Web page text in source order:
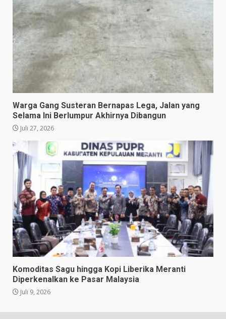
Warga Gang Susteran Bernapas Lega, Jalan yang
Selama Ini Berlumpur Akhirnya Dibangun
Juli 27, 2026
Komoditas Sagu hingga Kopi Liberika Meranti
Diperkenalkan ke Pasar Malaysia
Juli 9, 2026